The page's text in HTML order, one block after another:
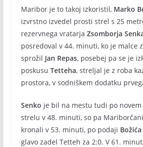
Maribor je to takoj izkoristil, Marko
izvrstno izvedel prosti strel s 25
rezervnega vratarja Zsomborja
posredoval v 44. minuti, ko je malce
sprožil Jan Repas, posebej pa se je
poskusu Tetteha, streljal je z roba
prostora, v sodniškem dodatku
Senko je bil na mestu tudi po novem
strelu v 48. minuti, so pa
kronali v 53. minuti, po podaji Božića
glavo zadel Tetteh za 2:0. V 61.